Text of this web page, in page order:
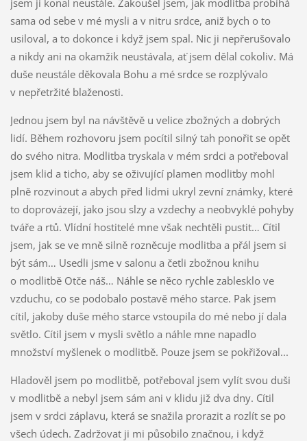
sama od sebe v mé mysli a v nitru srdce, aniž bych o to
usiloval, a to dokonce i když jsem spal. Nic ji nepřerušovalo
a nikdy ani na okamžik neustávala, ať jsem dělal cokoliv. Má
duše neustále děkovala Bohu a mé srdce se rozplývalo
v nepřetržité blaženosti.
Jednou jsem byl na návštěvě u velice zbožných a dobrých
lidí. Během rozhovoru jsem pocítil silný tah ponořit se opět
do svého nitra. Modlitba tryskala v mém srdci a potřeboval
jsem klid a ticho, aby se oživující plamen modlitby mohl
plně rozvinout a abych před lidmi ukryl zevní známky, které
to doprovázejí, jako jsou slzy a vzdechy a neobvyklé pohyby
tváře a rtů. Vlídní hostitelé mne však nechtěli pustit… Cítil
jsem, jak se ve mně silně rozněcuje modlitba a přál jsem si
být sám… Usedli jsme v salonu a četli zbožnou knihu
o modlitbě Otče náš… Náhle se něco rychle zablesklo ve
vzduchu, co se podobalo postavě mého starce. Pak jsem
cítil, jakoby duše mého starce vstoupila do mé nebo jí dala
světlo. Cítil jsem v mysli světlo a náhle mne napadlo
množství myšlenek o modlitbě. Pouze jsem se pokřižoval...
Hladověl jsem po modlitbě, potřeboval jsem vylít svou duši
v modlitbě a nebyl jsem sám ani v klidu již dva dny. Cítil
jsem v srdci záplavu, která se snažila prorazit a rozlít se po
všech údech. Zadržovat ji mi působilo značnou, i když